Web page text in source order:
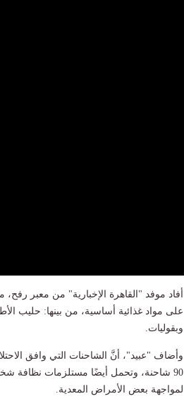
على مواد غذائية أساسية، من بينها: حليب
وبقوليات.
90 شاحنة، وتحمل أيضًا مستلزمات نظافة
لمواجهة بعض الأمراض المعدية.